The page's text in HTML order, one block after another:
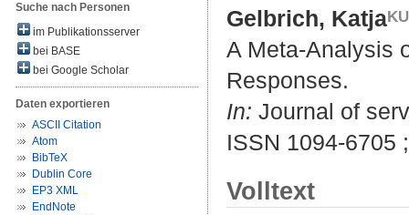
Suche nach Personen
im Publikationsserver
bei BASE
bei Google Scholar
Daten exportieren
ASCII Citation
Atom
BibTeX
Dublin Core
EP3 XML
EndNote
Gelbrich, Katja
A Meta-Analysis
Responses.
In: Journal of
ISSN 1094-6705
Volltext